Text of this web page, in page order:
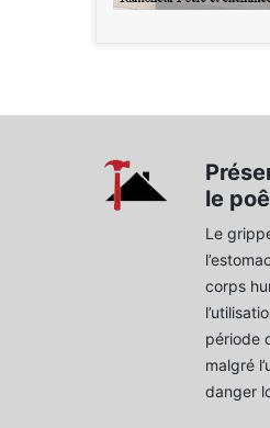
le
Le
corps
période
malgré
danger